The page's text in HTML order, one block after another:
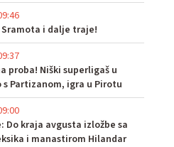
Sramota i dalje traje!
proba! Niški superligaš u
Partizanom, igra u Pirotu
Do kraja avgusta izložbe sa
i manastirom Hilandar